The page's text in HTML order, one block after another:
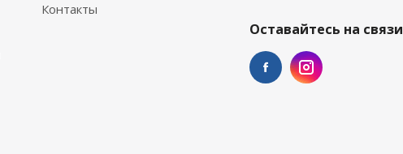
Контакты
Оставайтесь на связи